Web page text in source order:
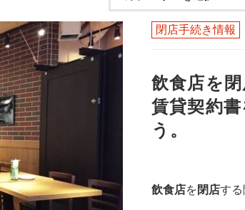
閉店手続き情報
飲食店を
賃貸契約
う。
飲食店を閉店する